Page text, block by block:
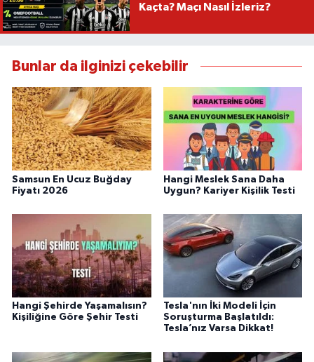
Kaçta? Maçı Nasıl İzleriz?
Bunlar da ilginizi çekebilir
Samsun En Ucuz Buğday
Fiyatı 2026
Hangi Meslek Sana Daha
Uygun? Kariyer Kişilik Testi
Hangi Şehirde Yaşamalısın?
Kişiliğine Göre Şehir Testi
Tesla'nın İki Modeli İçin
Soruşturma Başlatıldı:
Tesla’nız Varsa Dikkat!